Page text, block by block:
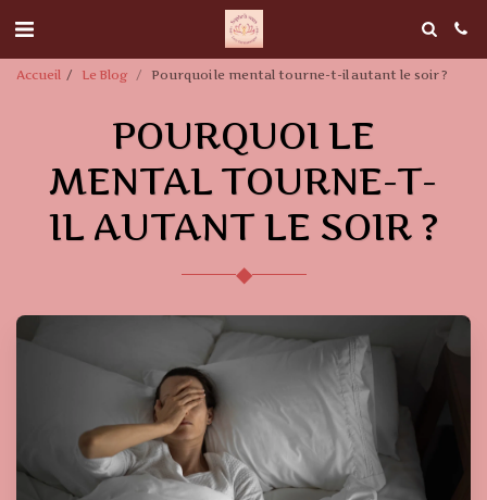
Accueil Le Blog Pourquoi le mental tourne-t-il autant le soir ?
POURQUOI LE
MENTAL TOURNE-T-
IL AUTANT LE SOIR ?
◆